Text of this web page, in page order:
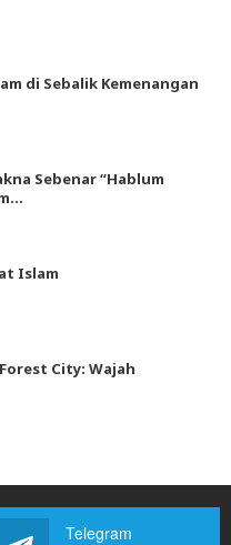
di Sebalik Kemenangan
Sebenar “Hablum
Islam
City: Wajah
Telegram